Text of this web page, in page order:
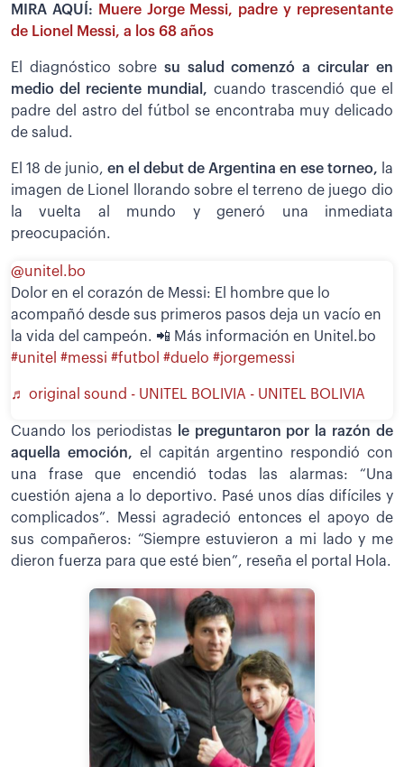
MIRA AQUÍ:
Muere Jorge Messi, padre y representante
de Lionel Messi, a los 68 años
El diagnóstico sobresu salud comenzó a circular en
medio del reciente mundial, cuando trascendió que el
padre del astro del fútbol se encontraba muy delicado
de salud.
El 18 de junio, en el debut de Argentina en ese torneo, la
imagen de Lionel llorando sobre el terreno de juego dio
la vuelta al mundo y generó una inmediata
preocupación.
@unitel.bo
Dolor en el corazón de Messi: El hombre que lo
acompañó desde sus primeros pasos deja un vacío en
la vida del campeón. 📲 Más información en Unitel.bo
#unitel #messi #futbol #duelo #jorgemessi
♬ original sound - UNITEL BOLIVIA - UNITEL BOLIVIA
Cuando los periodistas
le preguntaron por la razón de
aquella emoción, el capitán argentino respondió con
una frase que encendió todas las alarmas: “Una
cuestión ajena a lo deportivo. Pasé unos días difíciles y
complicados”. Messi agradeció entonces el apoyo de
sus compañeros: “Siempre estuvieron a mi lado y me
dieron fuerza para que esté bien”, reseña el portal Hola.